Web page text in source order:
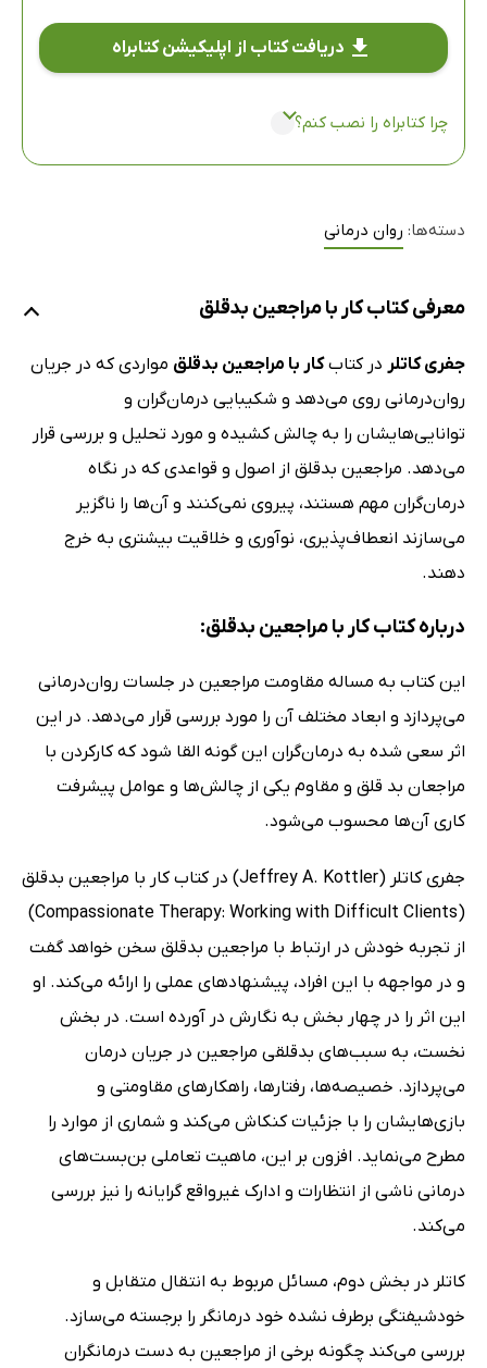
دریافت کتاب از اپلیکیشن کتابراه
چرا کتابراه را نصب کنم؟
دسته‌ها: روان درمانی
معرفی کتاب کار با مراجعین بدقلق
جفری کاتلر در کتابکار با مراجعین بدقلق مواردی که در جریان
روان‌درمانی روی می‌دهد و شکیبایی درمان‌گران و
توانایی‌هایشان را به چالش کشیده و مورد تحلیل و بررسی قرار
می‌دهد. مراجعین بدقلق از اصول و قواعدی که در نگاه
درمان‌گران مهم هستند، پیروی نمی‌کنند و آن‌ها را ناگزیر
می‌سازند انعطاف‌پذیری، نوآوری و خلاقیت بیشتری به خرج
دهند.
درباره کتاب کار با مراجعین بدقلق:
این کتاب به مساله مقاومت مراجعین در جلسات روان‌درمانی
می‌پردازد و ابعاد مختلف آن را مورد بررسی قرار می‌دهد. در این
اثر سعی شده به درمان‌گران این گونه القا شود که کارکردن با
مراجعان بد قلق و مقاوم یکی از چالش‌ها و عوامل پیشرفت
کاری آن‌ها محسوب می‌شود.
جفری کاتلر (Jeffrey A. Kottler) در کتاب کار با مراجعین بدقلق
(Compassionate Therapy: Working with Difficult Clients)
از تجربه خودش در ارتباط با مراجعین بدقلق سخن خواهد گفت
و در مواجهه با این افراد، پیشنهادهای عملی را ارائه می‌کند. او
این اثر را در چهار بخش به نگارش در آورده است. در بخش
نخست، به سبب‌های بدقلقی مراجعین در جریان درمان
می‌پردازد. خصیصه‌ها، رفتارها، راهکارهای مقاومتی و
بازی‌هایشان را با جزئیات کنکاش می‌کند و شماری از موارد را
مطرح می‌نماید. افزون بر این، ماهیت تعاملی بن‌بست‌های
درمانی ناشی از انتظارات و ادارک غیرواقع گرایانه را نیز بررسی
می‌کند.
کاتلر در بخش دوم، مسائل مربوط به انتقال متقابل و
خودشیفتگی برطرف نشده خود درمانگر را برجسته می‌سازد.
بررسی می‌کند چگونه برخی از مراجعین به دست درمانگران